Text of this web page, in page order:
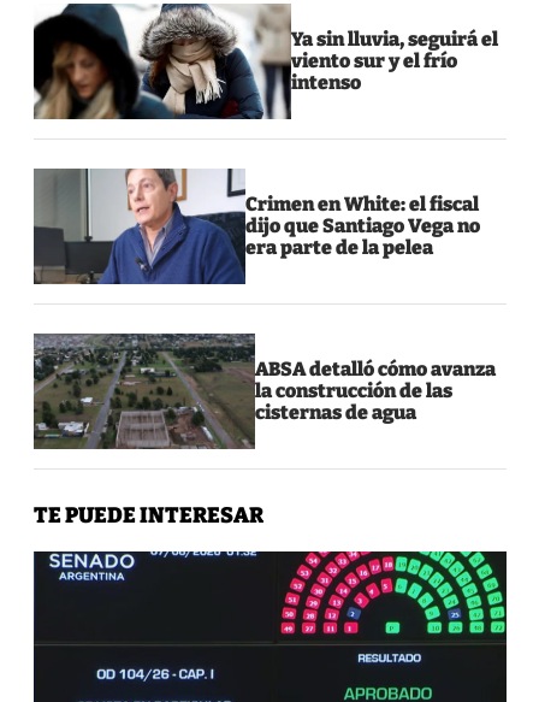
Ya sin lluvia, seguirá el
viento sur y el frío
intenso
Crimen en White: el fiscal
dijo que Santiago Vega no
era parte de la pelea
ABSA detalló cómo avanza
la construcción de las
cisternas de agua
TE PUEDE INTERESAR